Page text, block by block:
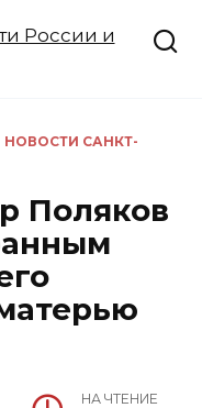
НОВОСТИ САНКТ-
Поляков
НА ЧТЕНИЕ